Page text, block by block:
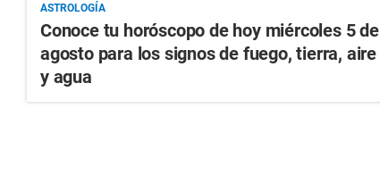
ASTROLOGÍA
Conoce tu horóscopo de hoy miércoles 5 de
agosto para los signos de fuego, tierra, aire
y agua